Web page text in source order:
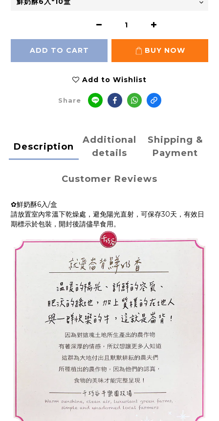
ADD TO CART BUY NOW
Add to Wishlist
Share
Description
Additional
details
Shipping &
Payment
Customer Reviews
✿鮮奶酥6入/盒
請放置室內常溫下乾燥處，避免陽光直射，可保存30天，有效日
期標示於包裝，開封後請儘早食用。